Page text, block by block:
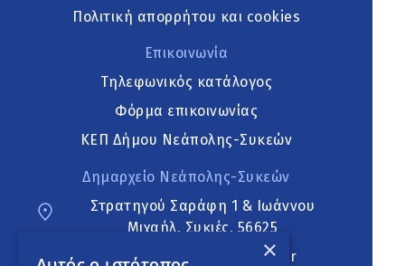
Πολιτική απορρήτου και cookies
Επικοινωνία
Τηλεφωνικός κατάλογος
Φόρμα επικοινωνίας
ΚΕΠ Δήμου Νεάπολης-Συκεών
Δημαρχείο Νεάπολης-Συκεών
Στρατηγού Σαράφη 1 & Ιωάννου
Μιχαήλ, Συκιές, 56625
neapoli.sykies@ddt.gov.gr
×